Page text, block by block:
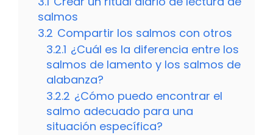
salmos
3.2 Compartir los salmos con otros
3.2.1 ¿Cuál es la diferencia entre los
salmos de lamento y los salmos de
alabanza?
3.2.2 ¿Cómo puedo encontrar el
salmo adecuado para una
situación específica?